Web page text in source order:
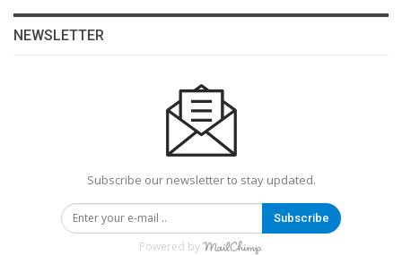
NEWSLETTER
Subscribe our newsletter to stay updated.
Subscribe
Powered by